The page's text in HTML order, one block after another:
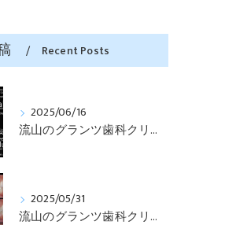
Recent Posts
2025/06/16
流山のグランツ歯科クリニックでは「咬合と審美」に特化した「補綴専門医」による診断・治療が受けられます。
2025/05/31
流山のグランツ歯科クリニックでは「知らない間に銀歯ばっかり」でもホワイトニングとセラミックスの専門治療が受けられます。